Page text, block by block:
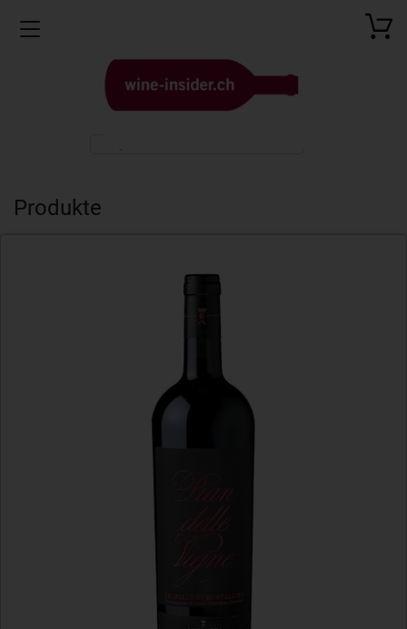
Toggle navigation
Produkte